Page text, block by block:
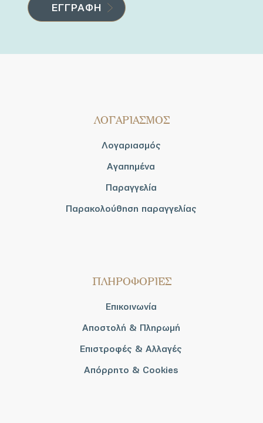
ΛΟΓΑΡΙΑΣΜΟΣ
Λογαριασμός
Αγαπημένα
Παραγγελία
Παρακολούθηση παραγγελίας
ΠΛΗΡΟΦΟΡΙΕΣ
Επικοινωνία
Αποστολή & Πληρωμή
Επιστροφές & Αλλαγές
Απόρρητο & Cookies